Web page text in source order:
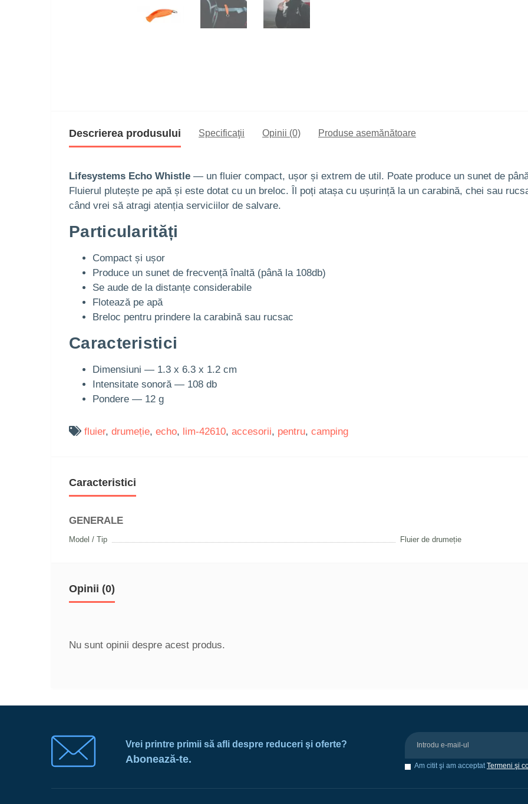
Descrierea produsului Specificaţii Opinii (0) Produse asemănătoare
Lifesystems Echo Whistle — un fluier compact, ușor și extrem de util. Poate produce un sunet de
Fluierul plutește pe apă și este dotat cu un breloc. Îl poți atașa cu ușurință la un carabină, chei sau
când vrei să atragi atenția serviciilor de salvare.
Particularități
Compact și ușor
Produce un sunet de frecvență înaltă (până la 108db)
Se aude de la distanțe considerabile
Flotează pe apă
Breloc pentru prindere la carabină sau rucsac
Caracteristici
Dimensiuni — 1.3 x 6.3 x 1.2 cm
Intensitate sonoră — 108 db
Pondere — 12 g
fluier, drumeție, echo, lim-42610, accesorii, pentru, camping
Caracteristici
GENERALE
Model / Tip Fluier de drumeție
Opinii (0)
Nu sunt opinii despre acest produs.
Vrei printre primii să afli despre reduceri şi oferte?
Abonează-te.
Am citit şi am acceptatTermeni şi